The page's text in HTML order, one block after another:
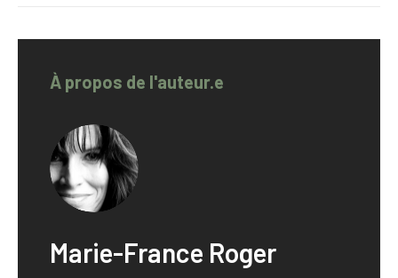
À propos de l'auteur.e
Marie-France Roger